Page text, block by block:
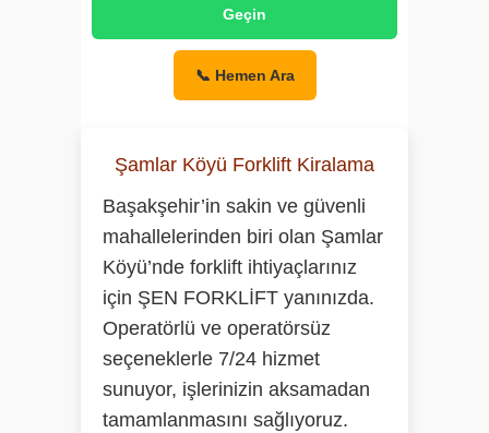
Geçin
📞 Hemen Ara
Şamlar Köyü Forklift Kiralama
Başakşehir’in sakin ve güvenli
mahallelerinden biri olan Şamlar
Köyü’nde forklift ihtiyaçlarınız
için ŞEN FORKLİFT yanınızda.
Operatörlü ve operatörsüz
seçeneklerle 7/24 hizmet
sunuyor, işlerinizin aksamadan
tamamlanmasını sağlıyoruz.